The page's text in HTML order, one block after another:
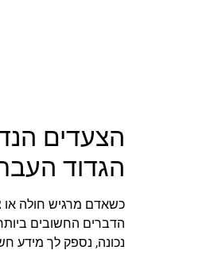
הצעדים
הגדוד
כשאדם מרגיש חולה או
הדברים החשובים
נכונה, נספק לך מידע